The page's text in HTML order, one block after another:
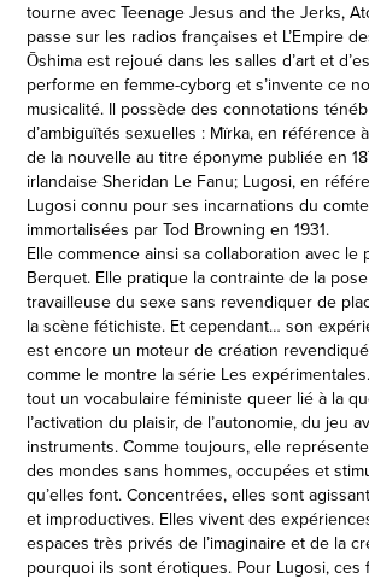
tourne avec Teenage Jesus and the Jerks,
passe sur les radios françaises et L’Empire
Ōshima est rejoué dans les salles d’art et
performe en femme-cyborg et s’invente ce
musicalité. Il possède des connotations
d’ambiguïtés sexuelles : Mïrka, en référence
de la nouvelle au titre éponyme publiée en
irlandaise Sheridan Le Fanu; Lugosi, en
Lugosi connu pour ses incarnations du
immortalisées par Tod Browning en 1931.
Elle commence ainsi sa collaboration avec le
Berquet. Elle pratique la contrainte de la
travailleuse du sexe sans revendiquer de
la scène fétichiste. Et cependant… son
est encore un moteur de création revendiqué
comme le montre la série Les
tout un vocabulaire féministe queer lié à la
l’activation du plaisir, de l’autonomie, du jeu
instruments. Comme toujours, elle
des mondes sans hommes, occupées et
qu’elles font. Concentrées, elles sont
et improductives. Elles vivent des
espaces très privés de l’imaginaire et de la
pourquoi ils sont érotiques. Pour Lugosi, ces